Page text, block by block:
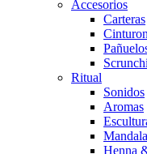
Accesorios
Carteras
Ritual
Sonidos
Aromas
Henna